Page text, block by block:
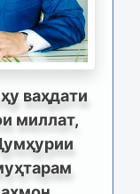
ваҳдати
миллат,